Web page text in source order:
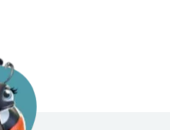
et piloter un pipe actif,
et sécuriser les
la marque